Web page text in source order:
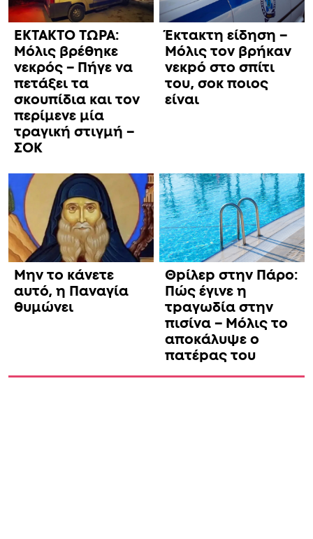
ΕΚΤΑΚΤΟ ΤΩΡΑ:
Μόλις βρέθηκε
νεκρός – Πήγε να
πετάξει τα
σκουπίδια και τον
περίμενε μία
τραγική στιγμή –
ΣΟΚ
Έκτακτη είδηση –
Μόλις τον βρήκαν
νεκpό στο σπίτι
του, σoκ ποιος
είναι
Μην το κάνετε
αυτό, η Παναγία
θυμώνει
Θpίλεp στην Πάρο:
Πώς έγινε η
τpαγωδία στην
πισίνα – Μόλις το
αποκάλυψε ο
πατέpας του